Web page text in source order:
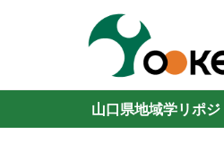
山口県地域学リポ